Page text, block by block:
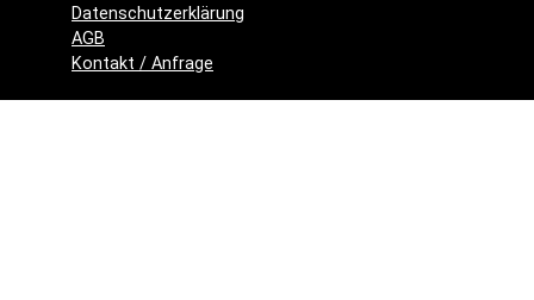
Datenschutzerklärung
AGB
Kontakt / Anfrage